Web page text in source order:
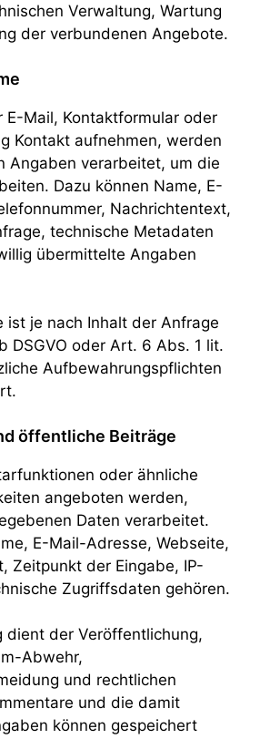
Verwaltung, Wartung
der verbundenen Angebote.
E-Mail, Kontaktformular oder
Kontakt aufnehmen, werden
Angaben verarbeitet, um die
Dazu können Name, E-
Nachrichtentext,
technische Metadaten
übermittelte Angaben
ist je nach Inhalt der Anfrage
DSGVO oder Art. 6 Abs. 1 lit.
Aufbewahrungspflichten
öffentliche Beiträge
oder ähnliche
angeboten werden,
Daten verarbeitet.
E-Mail-Adresse, Webseite,
Zeitpunkt der Eingabe, IP-
Zugriffsdaten gehören.
dient der Veröffentlichung,
Abwehr,
und rechtlichen
und die damit
können gespeichert